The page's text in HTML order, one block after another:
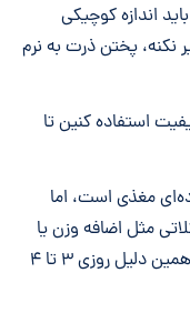
اندازه کوچیکی
نکنه، پختن ذرت به نرم
استفاده کنین تا
مغذی است، اما
مثل اضافه وزن یا
ناهنجاری‌های گوارشی ایجاد کنه به همین دلیل روزی ۳ تا ۴